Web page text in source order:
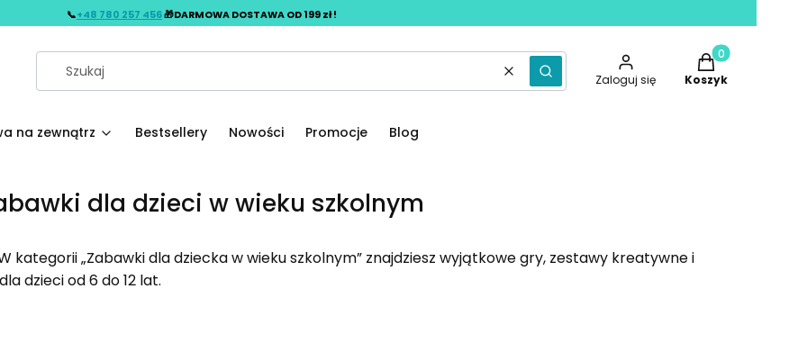
📞+48 780 257 456🎁DARMOWA DOSTAWA OD 199 zł !
WyczyśćSzukaj Zaloguj się
Produkty w
Koszyk
na zewnątrz Bestsellery Nowości Promocje Blog
dla dzieci w wieku szkolnym
kategorii „Zabawki dla dziecka w wieku szkolnym” znajdziesz wyjątkowe gry, zestawy kreatywne i
dzieci od 6 do 12 lat.